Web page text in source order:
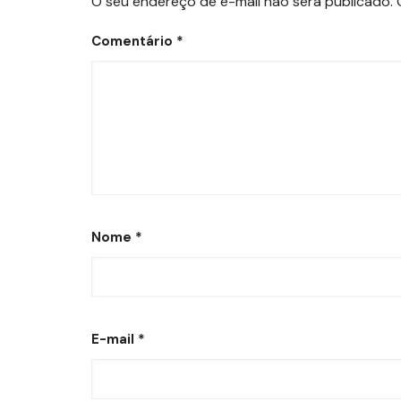
Comentário *
Nome *
E-mail *